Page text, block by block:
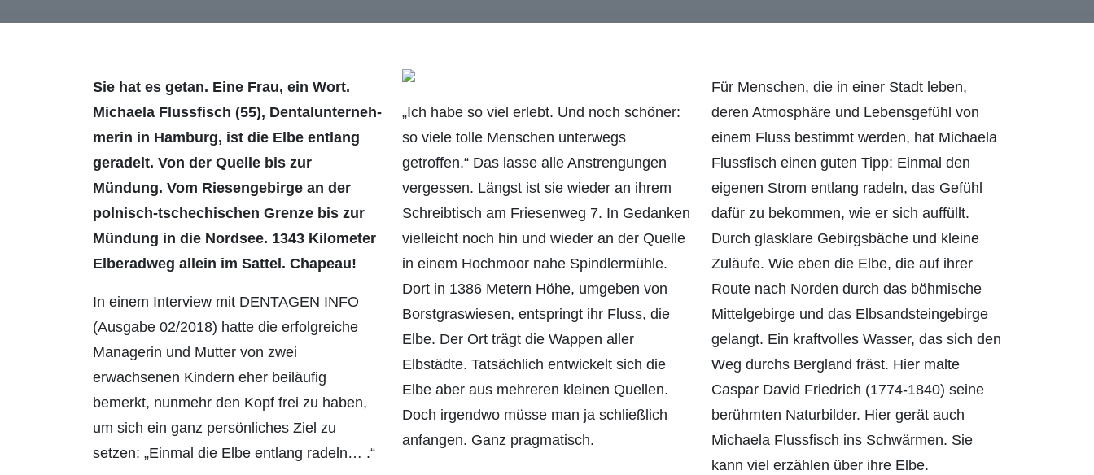
Sie hat es getan. Eine Frau, ein Wort.
Michaela Flussfisch (55), Dentalunterneh­
merin in Hamburg, ist die Elbe entlang
geradelt. Von der Quelle bis zur
Mündung. Vom Riesengebirge an der
polnisch-tschechischen Grenze bis zur
Mündung in die Nordsee. 1343 Kilometer
Elberadweg allein im Sattel. Chapeau!
In einem Interview mit DENTAGEN INFO
(Ausgabe 02/2018) hatte die erfolgreiche
Managerin und Mutter von zwei
erwachsenen Kindern eher beiläufig
bemerkt, nunmehr den Kopf frei zu haben,
um sich ein ganz persönliches Ziel zu
setzen: „Einmal die Elbe entlang radeln… .“
„Ich habe so viel erlebt. Und noch schöner:
so viele tolle Menschen unterwegs
getroffen.“ Das lasse alle Anstrengungen
vergessen. Längst ist sie wieder an ihrem
Schreibtisch am Friesen­weg 7. In Gedanken
vielleicht noch hin und wieder an der Quelle
in einem Hochmoor nahe Spindlermühle.
Dort in 1386 Metern Höhe, umgeben von
Borstgraswiesen, entspringt ihr Fluss, die
Elbe. Der Ort trägt die Wappen aller
Elbstädte. Tatsächlich entwickelt sich die
Elbe aber aus mehreren kleinen Quellen.
Doch irgendwo müsse man ja schließlich
anfangen. Ganz pragmatisch.
Für Menschen, die in einer Stadt leben,
deren Atmosphäre und Lebensgefühl von
einem Fluss bestimmt werden, hat Michaela
Flussfisch einen guten Tipp: Einmal den
eigenen Strom entlang radeln, das Gefühl
dafür zu bekommen, wie er sich auffüllt.
Durch glasklare Gebirgsbäche und kleine
Zuläufe. Wie eben die Elbe, die auf ihrer
Route nach Norden durch das böhmische
Mittelgebirge und das Elbsandsteingebirge
gelangt. Ein kraftvolles Wasser, das sich den
Weg durchs Bergland fräst. Hier malte
Caspar David Friedrich (1774-1840) seine
berühmten Naturbilder. Hier gerät auch
Michaela Flussfisch ins Schwärmen. Sie
kann viel erzählen über ihre Elbe.